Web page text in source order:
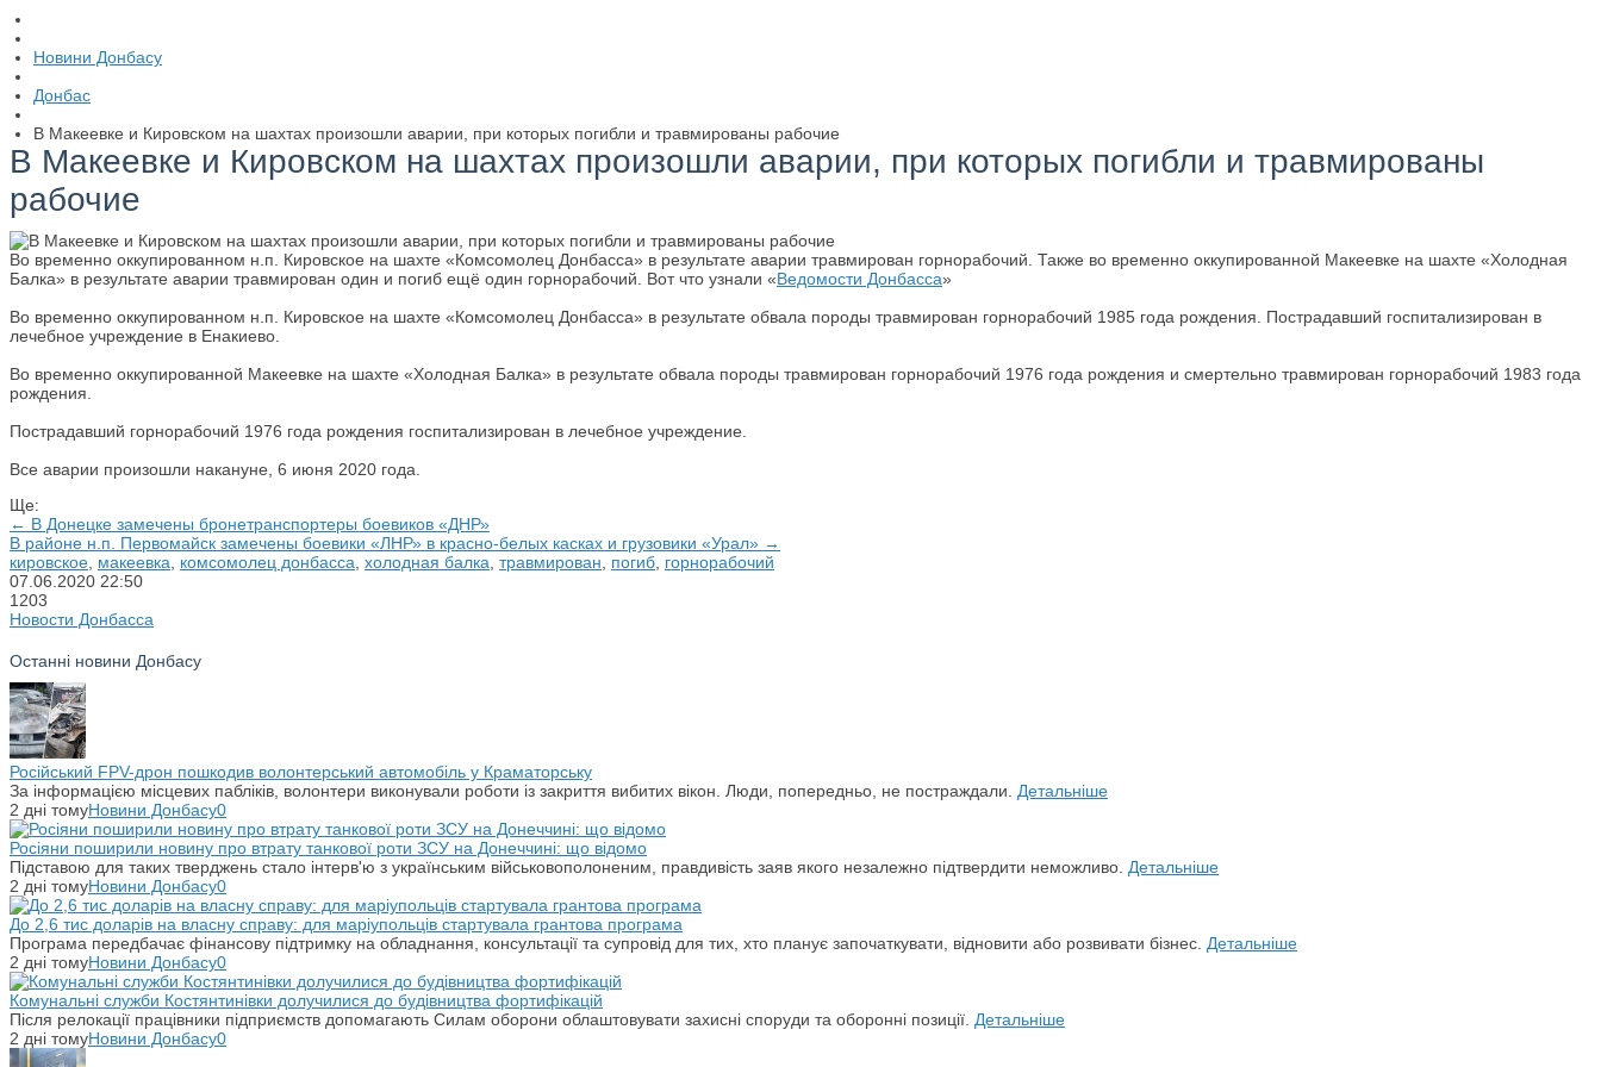
Новини Донбасу
Донбас
В Макеевке и Кировском на шахтах произошли аварии, при которых погибли и травмированы рабочие
В Макеевке и Кировском на шахтах произошли аварии, при которых погибли и травмированы
рабочие
Во временно оккупированном н.п. Кировское на шахте «Комсомолец Донбасса» в результате аварии травмирован горнорабочий. Также во временно оккупированной Макеевке на шахте «Холодная
Балка» в результате аварии травмирован один и погиб ещё один горнорабочий. Вот что узнали «Ведомости Донбасса»
Во временно оккупированном н.п. Кировское на шахте «Комсомолец Донбасса» в результате обвала породы травмирован горнорабочий 1985 года рождения. Пострадавший госпитализирован в
лечебное учреждение в Енакиево.
Во временно оккупированной Макеевке на шахте «Холодная Балка» в результате обвала породы травмирован горнорабочий 1976 года рождения и смертельно травмирован горнорабочий 1983 года
рождения.
Пострадавший горнорабочий 1976 года рождения госпитализирован в лечебное учреждение.
Все аварии произошли накануне, 6 июня 2020 года.
Ще:
← В Донецке замечены бронетранспортеры боевиков «ДНР»
В районе н.п. Первомайск замечены боевики «ЛНР» в красно-белых касках и грузовики «Урал» →
кировское макеевка комсомолец донбасса холодная балка травмирован погиб горнорабочий
07.06.2020 22:50
1203
Новости Донбасса
Останні новини Донбасу
Російський FPV-дрон пошкодив волонтерський автомобіль у Краматорську
За інформацією місцевих пабліків, волонтери виконували роботи із закриття вибитих вікон. Люди, попередньо, не постраждали. Детальніше
2 дні томуНовини Донбасу0
Росіяни поширили новину про втрату танкової роти ЗСУ на Донеччині: що відомо
Підставою для таких тверджень стало інтерв'ю з українським військовополоненим, правдивість заяв якого незалежно підтвердити неможливо. Детальніше
2 дні томуНовини Донбасу0
До 2,6 тис доларів на власну справу: для маріупольців стартувала грантова програма
Програма передбачає фінансову підтримку на обладнання, консультації та супровід для тих, хто планує започаткувати, відновити або розвивати бізнес. Детальніше
2 дні томуНовини Донбасу0
Комунальні служби Костянтинівки долучилися до будівництва фортифікацій
Після релокації працівники підприємств допомагають Силам оборони облаштовувати захисні споруди та оборонні позиції. Детальніше
2 дні томуНовини Донбасу0